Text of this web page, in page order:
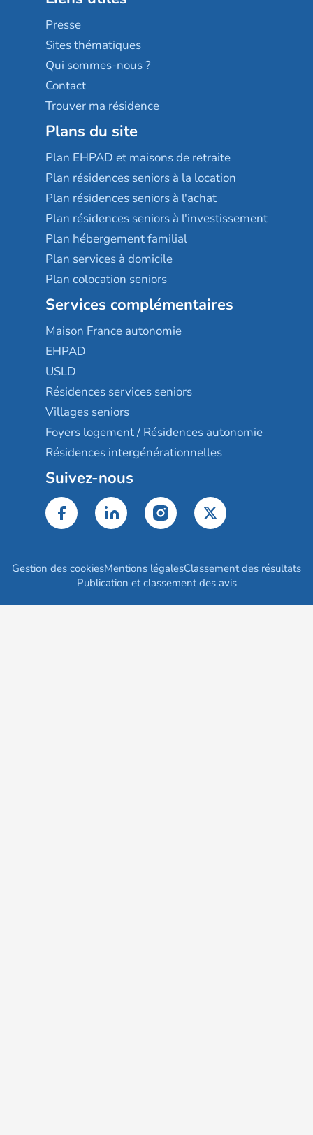
Sérénys
Résidences services Villa Médicis
Presse
Sites thématiques
Qui sommes-nous ?
Contact
Trouver ma résidence
Plans du site
Plan EHPAD et maisons de retraite
Plan résidences seniors à la location
Plan résidences seniors à l'achat
Plan résidences seniors à l'investissement
Plan hébergement familial
Plan services à domicile
Plan colocation seniors
Services complémentaires
Maison France autonomie
EHPAD
USLD
Résidences services seniors
Villages seniors
Foyers logement / Résidences autonomie
Résidences intergénérationnelles
Suivez-nous
Gestion des cookiesMentions légalesClassement des résultats
Publication et classement des avis